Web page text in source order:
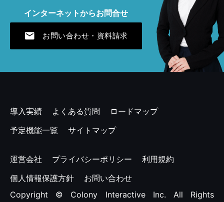
2023年12月 [1]
2023年7月 [1]
2022年7月 [1]
2022年4月 [1]
2021年7月 [1]
2021年4月 [1]
インターネットからお問合せ
mail お問い合わせ・資料請求
導入実績 よくある質問
ロードマップ
予定機能一覧
サイトマップ
運営会社 プライバシーポリシー
利用規約
個人情報保護方針
お問い合わせ
Copyright © Colony Interactive Inc. All Rights